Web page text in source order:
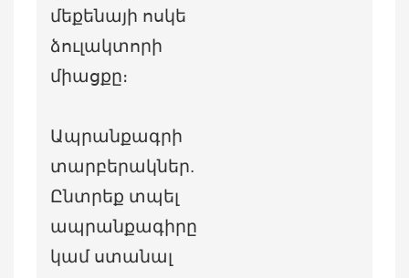
մեքենայի ոսկե
ձուլակտորի
միացքը։
Ապրանքագրի
տարբերակներ.
Ընտրեք տպել
ապրանքագիրը
կամ ստանալ